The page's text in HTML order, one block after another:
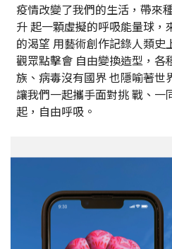
疫情改變了我們的生活，帶來
升 起一顆虛擬的呼吸能量球，
的渴望 用藝術創作記錄人類史
觀眾點擊會 自由變換造型，各
族、病毒沒有國界 也隱喻著世
讓我們一起攜手面對挑 戰、一
起，自由呼吸。